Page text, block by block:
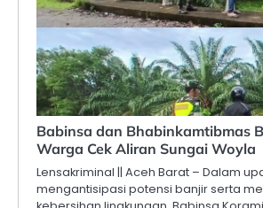
Babinsa dan Bhabinkamtibmas
Warga Cek Aliran Sungai Woyla
Lensakriminal || Aceh Barat – Dalam
mengantisipasi potensi banjir serta